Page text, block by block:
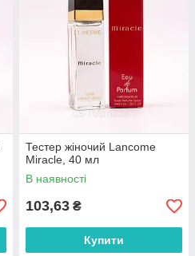
Тестер жіночий Lancome
Miracle, 40 мл
В наявності
103,63 ₴
Купити